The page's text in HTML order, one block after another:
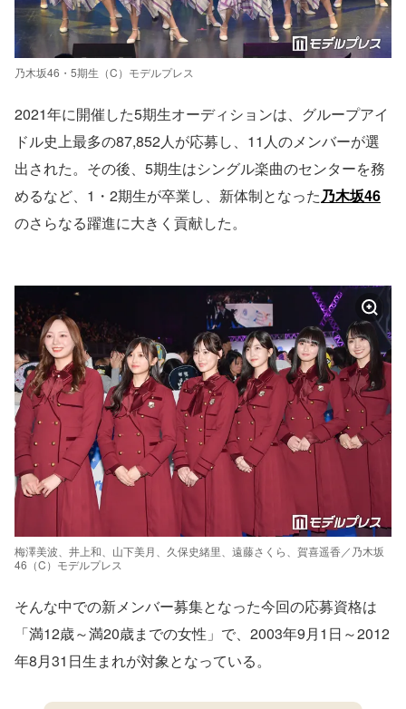
乃木坂46・5期生（C）モデルプレス
2021年に開催した5期生オーディションは、グループアイ
ドル史上最多の87,852人が応募し、11人のメンバーが選
出された。その後、5期生はシングル楽曲のセンターを務
めるなど、1・2期生が卒業し、新体制となった乃木坂46
のさらなる躍進に大きく貢献した。
梅澤美波、井上和、山下美月、久保史緒里、遠藤さくら、賀喜遥香／乃木坂
46（C）モデルプレス
そんな中での新メンバー募集となった今回の応募資格は
「満12歳～満20歳までの女性」で、2003年9月1日～2012
年8月31日生まれが対象となっている。